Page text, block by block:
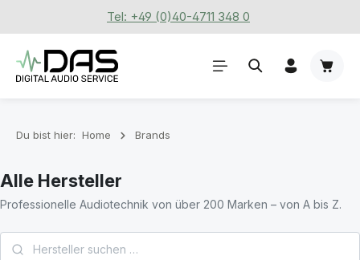
Zum Hauptinhalt springenTel: +49 (0)40-4711 348 0
Du bist hier: Home Brands
Alle Hersteller
Professionelle Audiotechnik von über 200 Marken – von A bis Z.